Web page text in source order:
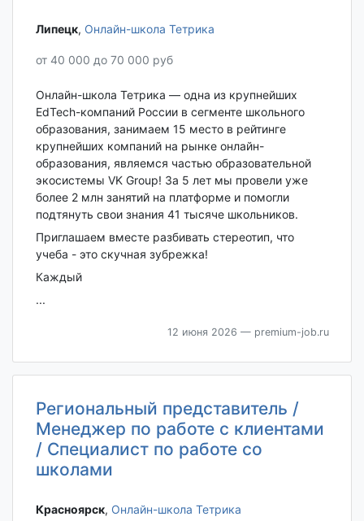
Липецк‎, Онлайн-школа Тетрика
от 40 000 до 70 000 руб
Онлайн-школа Тетрика — одна из крупнейших
EdTech-компаний России в сегменте школьного
образования, занимаем 15 место в рейтинге
крупнейших компаний на рынке онлайн-
образования, являемся частью образовательной
экосистемы VK Group! За 5 лет мы провели уже
более 2 млн занятий на платформе и помогли
подтянуть свои знания 41 тысяче школьников.
Приглашаем вместе разбивать стереотип, что
учеба - это скучная зубрежка!
Каждый
...
12 июня 2026 — premium-job.ru
Региональный представитель /
Менеджер по работе с клиентами
/ Специалист по работе со
школами
Красноярск‎, Онлайн-школа Тетрика